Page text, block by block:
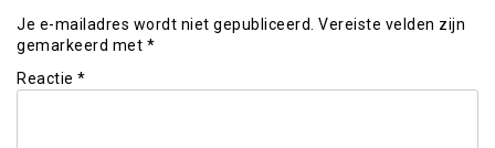
Je e-mailadres wordt niet gepubliceerd. Vereiste velden zijn
gemarkeerd met *
Reactie *